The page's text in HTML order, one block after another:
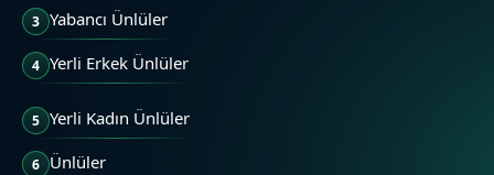
3 Yabancı Ünlüler
4 Yerli Erkek Ünlüler
5 Yerli Kadın Ünlüler
6 Ünlüler